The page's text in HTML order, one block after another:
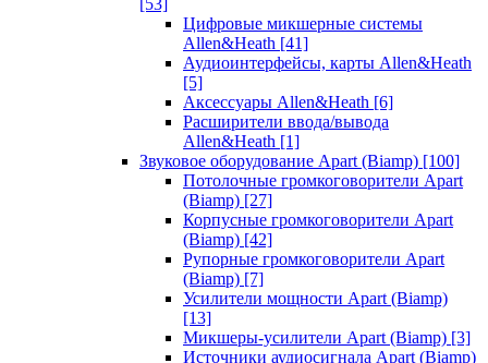
[53]
Цифровые микшерные системы
Allen&Heath [41]
Аудиоинтерфейсы, карты Allen&Heath
[5]
Аксессуары Allen&Heath [6]
Расширители ввода/вывода
Allen&Heath [1]
Звуковое оборудование Apart (Biamp) [100]
Потолочные громкоговорители Apart
(Biamp) [27]
Корпусные громкоговорители Apart
(Biamp) [42]
Рупорные громкоговорители Apart
(Biamp) [7]
Усилители мощности Apart (Biamp)
[13]
Микшеры-усилители Apart (Biamp) [3]
Источники аудиосигнала Apart (Biamp)